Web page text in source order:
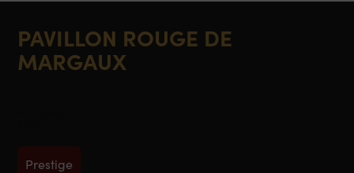
PAVILLON ROUGE DE
MARGAUX
Prestige